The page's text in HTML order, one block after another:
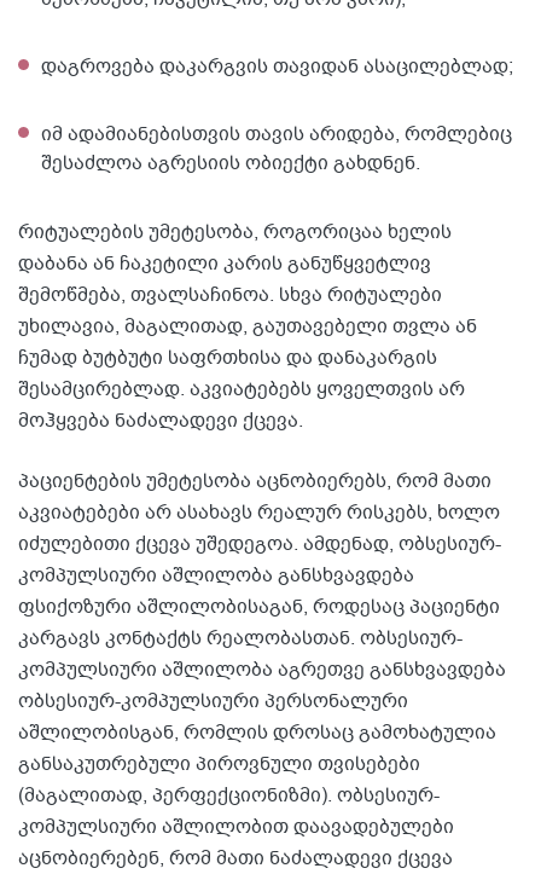
დაგროვება დაკარგვის თავიდან ასაცილებლად;
იმ ადამიანებისთვის თავის არიდება, რომლებიც
შესაძლოა აგრესიის ობიექტი გახდნენ.
რიტუალების უმეტესობა, როგორიცაა ხელის
დაბანა ან ჩაკეტილი კარის განუწყვეტლივ
შემოწმება, თვალსაჩინოა. სხვა რიტუალები
უხილავია, მაგალითად, გაუთავებელი თვლა ან
ჩუმად ბუტბუტი საფრთხისა და დანაკარგის
შესამცირებლად. აკვიატებებს ყოველთვის არ
მოჰყვება ნაძალადევი ქცევა.
პაციენტების უმეტესობა აცნობიერებს, რომ მათი
აკვიატებები არ ასახავს რეალურ რისკებს, ხოლო
იძულებითი ქცევა უშედეგოა. ამდენად, ობსესიურ-
კომპულსიური აშლილობა განსხვავდება
ფსიქოზური აშლილობისაგან, როდესაც პაციენტი
კარგავს კონტაქტს რეალობასთან. ობსესიურ-
კომპულსიური აშლილობა აგრეთვე განსხვავდება
ობსესიურ-კომპულსიური პერსონალური
აშლილობისგან, რომლის დროსაც გამოხატულია
განსაკუთრებული პიროვნული თვისებები
(მაგალითად, პერფექციონიზმი). ობსესიურ-
კომპულსიური აშლილობით დაავადებულები
აცნობიერებენ, რომ მათი ნაძალადევი ქცევა